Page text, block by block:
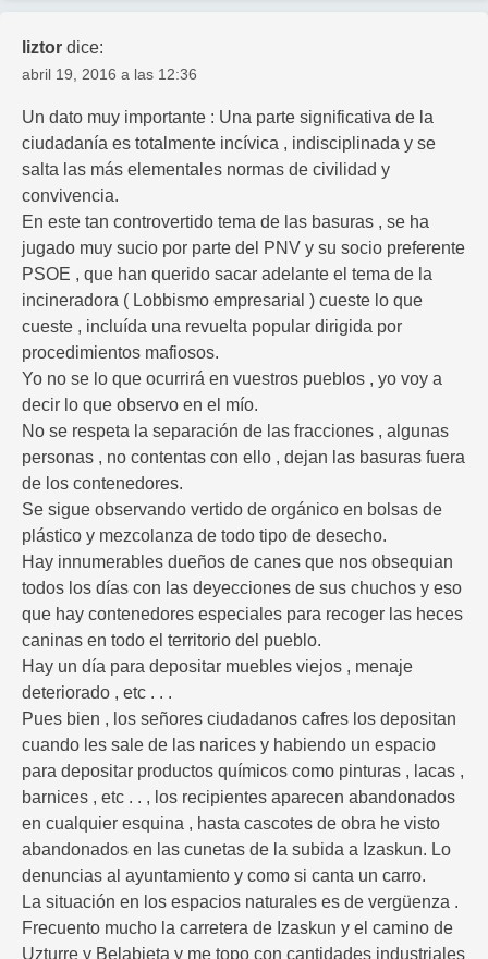
liztor dice:
abril 19, 2016 a las 12:36
Un dato muy importante : Una parte significativa de la
ciudadanía es totalmente incívica , indisciplinada y se
salta las más elementales normas de civilidad y
convivencia.
En este tan controvertido tema de las basuras , se ha
jugado muy sucio por parte del PNV y su socio preferente
PSOE , que han querido sacar adelante el tema de la
incineradora ( Lobbismo empresarial ) cueste lo que
cueste , incluída una revuelta popular dirigida por
procedimientos mafiosos.
Yo no se lo que ocurrirá en vuestros pueblos , yo voy a
decir lo que observo en el mío.
No se respeta la separación de las fracciones , algunas
personas , no contentas con ello , dejan las basuras fuera
de los contenedores.
Se sigue observando vertido de orgánico en bolsas de
plástico y mezcolanza de todo tipo de desecho.
Hay innumerables dueños de canes que nos obsequian
todos los días con las deyecciones de sus chuchos y eso
que hay contenedores especiales para recoger las heces
caninas en todo el territorio del pueblo.
Hay un día para depositar muebles viejos , menaje
deteriorado , etc . . .
Pues bien , los señores ciudadanos cafres los depositan
cuando les sale de las narices y habiendo un espacio
para depositar productos químicos como pinturas , lacas ,
barnices , etc . . , los recipientes aparecen abandonados
en cualquier esquina , hasta cascotes de obra he visto
abandonados en las cunetas de la subida a Izaskun. Lo
denuncias al ayuntamiento y como si canta un carro.
La situación en los espacios naturales es de vergüenza .
Frecuento mucho la carretera de Izaskun y el camino de
Uzturre y Belabieta y me topo con cantidades industriales